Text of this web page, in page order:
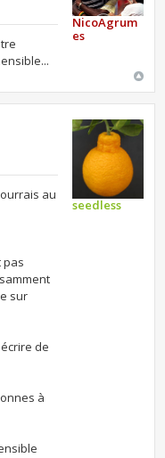
NicoAgrum
es
au
pas
sur
de
à
seedless